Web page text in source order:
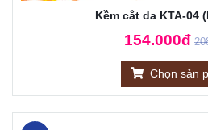
Kềm cắt da KTA-04
154.000đ
Chọn sản